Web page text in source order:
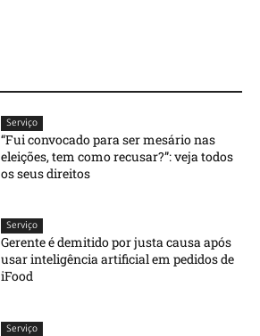
Serviço
“Fui convocado para ser mesário nas
eleições, tem como recusar?”: veja todos
os seus direitos
Serviço
Gerente é demitido por justa causa após
usar inteligência artificial em pedidos de
iFood
Serviço